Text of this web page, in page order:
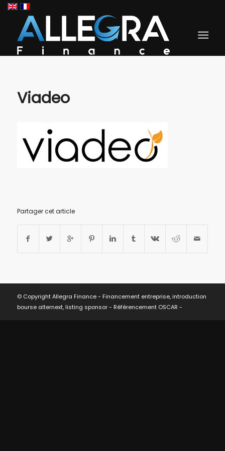
Viadeo
Partager cet article
© Copyright Allegra Finance - Financement entreprise, introduction
bourse alternext, listing sponsor - Référencement OSCAR -